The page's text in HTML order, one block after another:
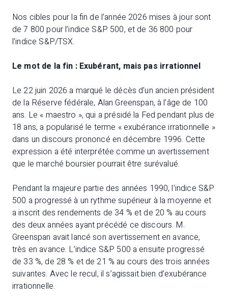
Nos cibles pour la fin de l’année 2026 mises à jour sont
de 7 800 pour l’indice S&P 500, et de 36 800 pour
l’indice S&P/TSX.
Le mot de la fin : Exubérant, mais pas irrationnel
Le 22 juin 2026 a marqué le décès d’un ancien président
de la Réserve fédérale, Alan Greenspan, à l’âge de 100
ans. Le « maestro », qui a présidé la Fed pendant plus de
18 ans, a popularisé le terme « exubérance irrationnelle »
dans un discours prononcé en décembre 1996. Cette
expression a été interprétée comme un avertissement
que le marché boursier pourrait être surévalué.
Pendant la majeure partie des années 1990, l’indice S&P
500 a progressé à un rythme supérieur à la moyenne et
a inscrit des rendements de 34 % et de 20 % au cours
des deux années ayant précédé ce discours. M.
Greenspan avait lancé son avertissement en avance,
très en avance. L’indice S&P 500 a ensuite progressé
de 33 %, de 28 % et de 21 % au cours des trois années
suivantes. Avec le recul, il s’agissait bien d’exubérance
irrationnelle.